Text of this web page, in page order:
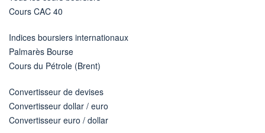
Cours CAC 40
Indices boursiers internationaux
Palmarès Bourse
Cours du Pétrole (Brent)
Convertisseur de devises
Convertisseur dollar / euro
Convertisseur euro / dollar